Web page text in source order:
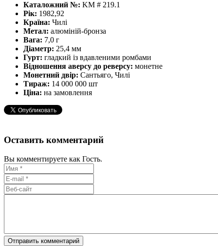
Каталожний №: KM # 219.1
Рік: 1982,92
Країна: Чилі
Метал: алюміній-бронза
Вага: 7,0 г
Діаметр: 25,4 мм
Гурт: гладкий із вдавленими ромбами
Відношення аверсу до реверсу: монетне
Монетний двір: Сантьяго, Чилі
Тираж: 14 000 000 шт
Ціна: на замовлення
Оставить комментарий
Вы комментируете как Гость.